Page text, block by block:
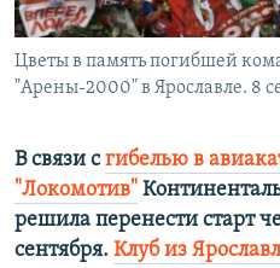
Цветы в память погибшей
"Арены-2000" в Ярославле. 8
В связи сгибелью в
"Локомотив"
решила перенести старт
сентября. Клуб из